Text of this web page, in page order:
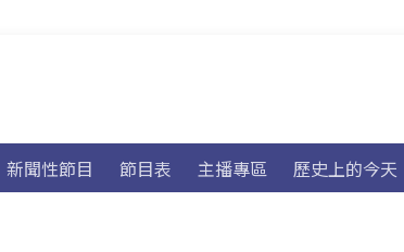
新聞性節目 節目表 主播專區 歷史上的今天